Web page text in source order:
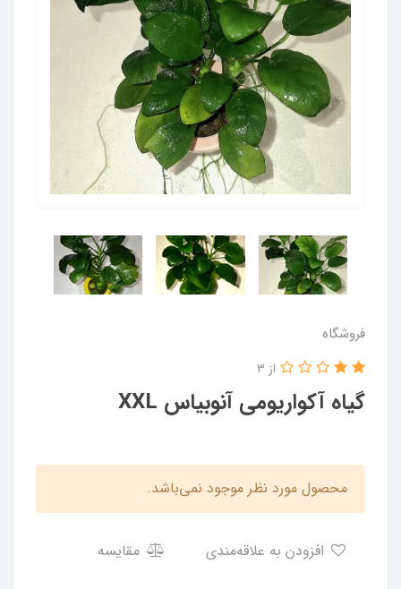
فروشگاه
گیاه آکواریومی آنوبیاس XXL
از 3
محصول مورد نظر موجود نمی‌باشد.
مقایسه